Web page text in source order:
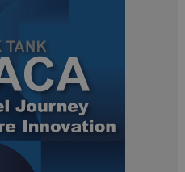
Microsoft Corporation
.www.dailyhealthindustry.it